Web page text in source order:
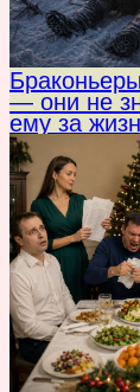
— они не
ему за